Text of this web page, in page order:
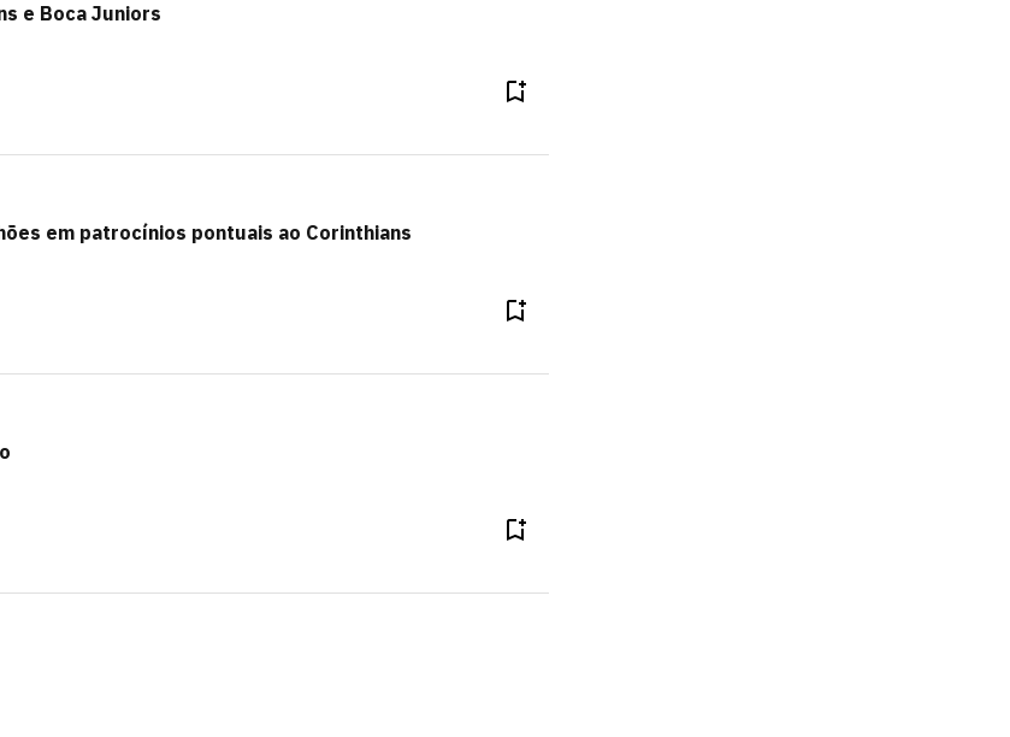
e Boca Juniors
em patrocínios pontuais ao Corinthians